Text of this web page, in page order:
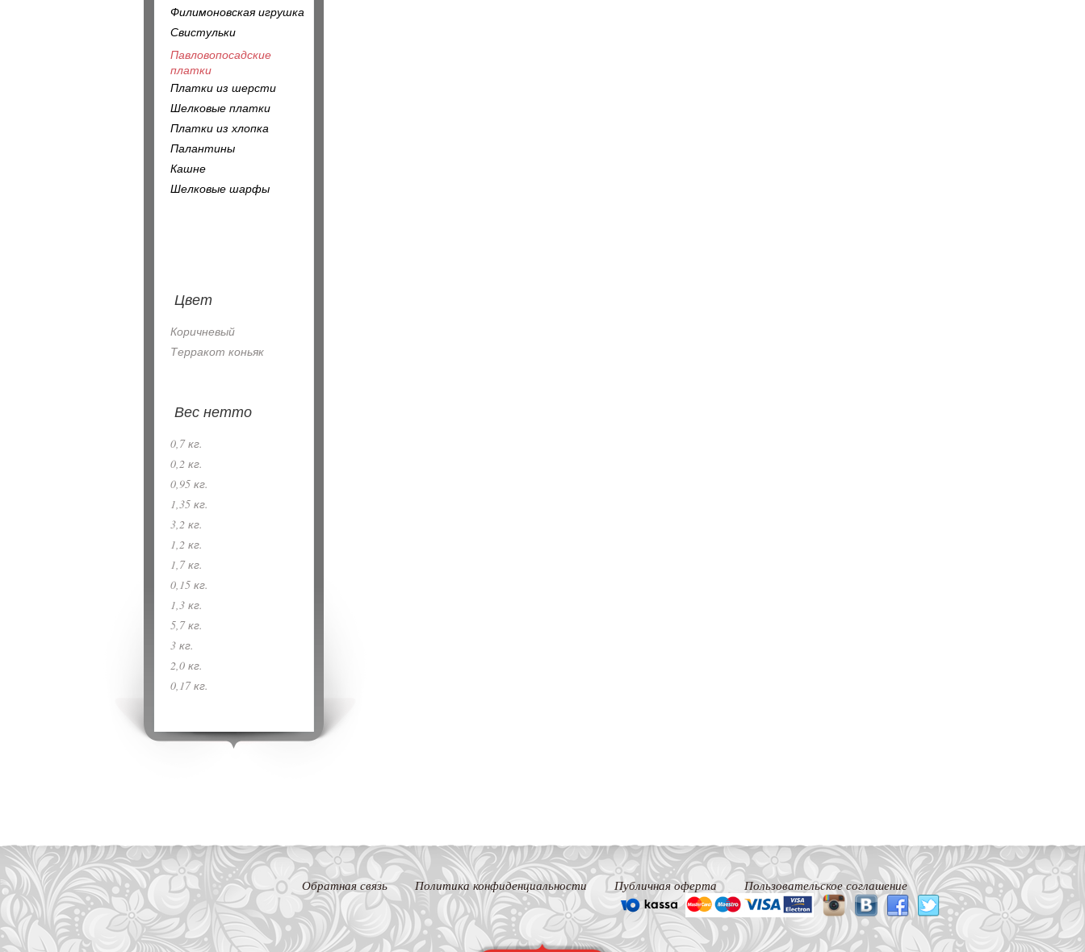
Филимоновская игрушка
Свистульки
Павловопосадские
платки
Платки из шерсти
Шелковые платки
Платки из хлопка
Палантины
Кашне
Шелковые шарфы
Цвет
Коричневый
Терракот коньяк
Вес нетто
0,7 кг.
0,2 кг.
0,95 кг.
1,35 кг.
3,2 кг.
1,2 кг.
1,7 кг.
0,15 кг.
1,3 кг.
5,7 кг.
3 кг.
2,0 кг.
0,17 кг.
Обратная связь Политика конфиденциальности Публичная оферта Пользовательское соглашение